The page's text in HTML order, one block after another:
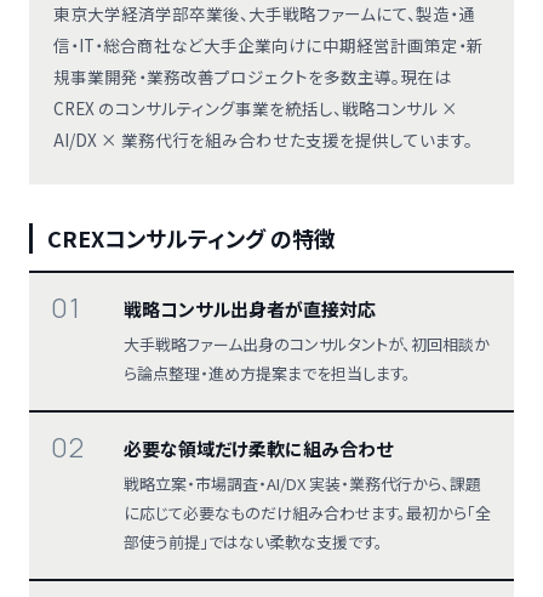
東京大学経済学部卒業後、大手戦略ファームにて、製造・通
信・IT・総合商社など大手企業向けに中期経営計画策定・新
規事業開発・業務改善プロジェクトを多数主導。現在は
CREX のコンサルティング事業を統括し、戦略コンサル ×
AI/DX × 業務代行を組み合わせた支援を提供しています。
CREXコンサルティング の特徴
01 戦略コンサル出身者が直接対応
大手戦略ファーム出身のコンサルタントが、初回相談か
ら論点整理・進め方提案までを担当します。
02 必要な領域だけ柔軟に組み合わせ
戦略立案・市場調査・AI/DX 実装・業務代行から、課題
に応じて必要なものだけ組み合わせます。最初から「全
部使う前提」ではない柔軟な支援です。